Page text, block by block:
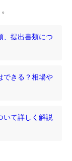
、提出書類につ
できる？相場や
いて詳しく解説